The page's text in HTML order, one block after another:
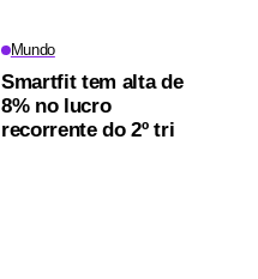
Mundo
Smartfit tem alta de
8% no lucro
recorrente do 2º tri